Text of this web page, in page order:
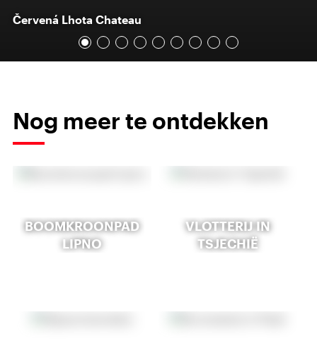
Červená Lhota Chateau
Nog meer te ontdekken
BOOMKROONPAD
LIPNO
VLOTTERIJ IN
TSJECHIË